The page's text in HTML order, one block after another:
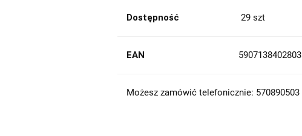
Dostępność 29 szt
EAN 5907138402803
Możesz zamówić telefonicznie: 570890503